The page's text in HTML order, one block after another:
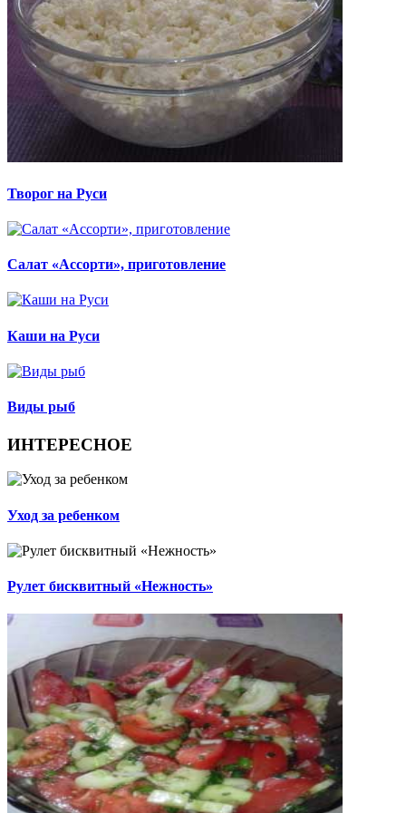
Творог на Руси
Салат «Ассорти», приготовление
Каши на Руси
Виды рыб
ИНТЕРЕСНОЕ
Уход за ребенком
Рулет бисквитный «Нежность»